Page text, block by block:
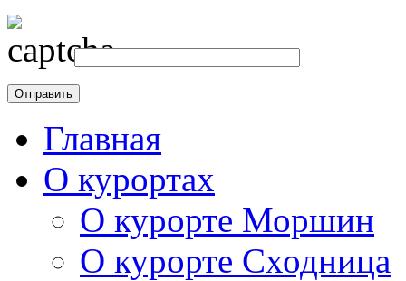
Главная
О курортах
О курорте Моршин
О курорте Сходница